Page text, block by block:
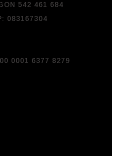
542 461 684
083167304
0001 6377 8279